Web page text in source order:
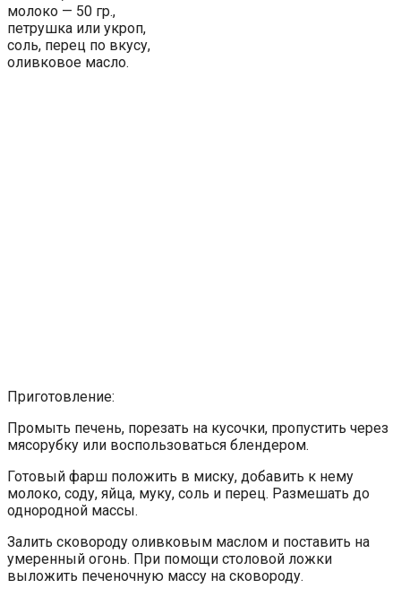
молоко — 50 гр.,
петрушка или укроп,
соль, перец по вкусу,
оливковое масло.
Приготовление:
Промыть печень, порезать на кусочки, пропустить через
мясорубку или воспользоваться блендером.
Готовый фарш положить в миску, добавить к нему
молоко, соду, яйца, муку, соль и перец. Размешать до
однородной массы.
Залить сковороду оливковым маслом и поставить на
умеренный огонь. При помощи столовой ложки
выложить печеночную массу на сковороду.